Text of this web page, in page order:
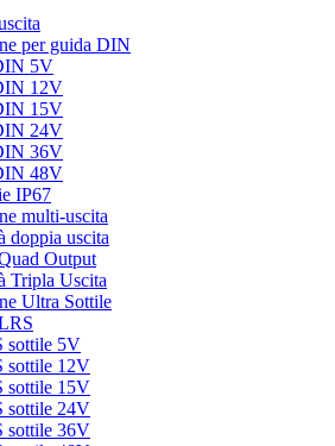
per guida DIN
5V
12V
15V
24V
36V
48V
IP67
multi-uscita
doppia uscita
Output
Tripla Uscita
Ultra Sottile
sottile 5V
sottile 12V
sottile 15V
sottile 24V
sottile 36V